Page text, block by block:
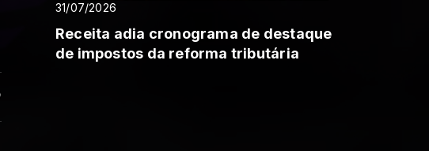
31/07/2026
Receita adia cronograma de destaque
de impostos da reforma tributária